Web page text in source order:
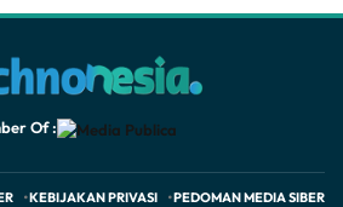
Of :
KEBIJAKAN PRIVASI PEDOMAN MEDIA SIBER